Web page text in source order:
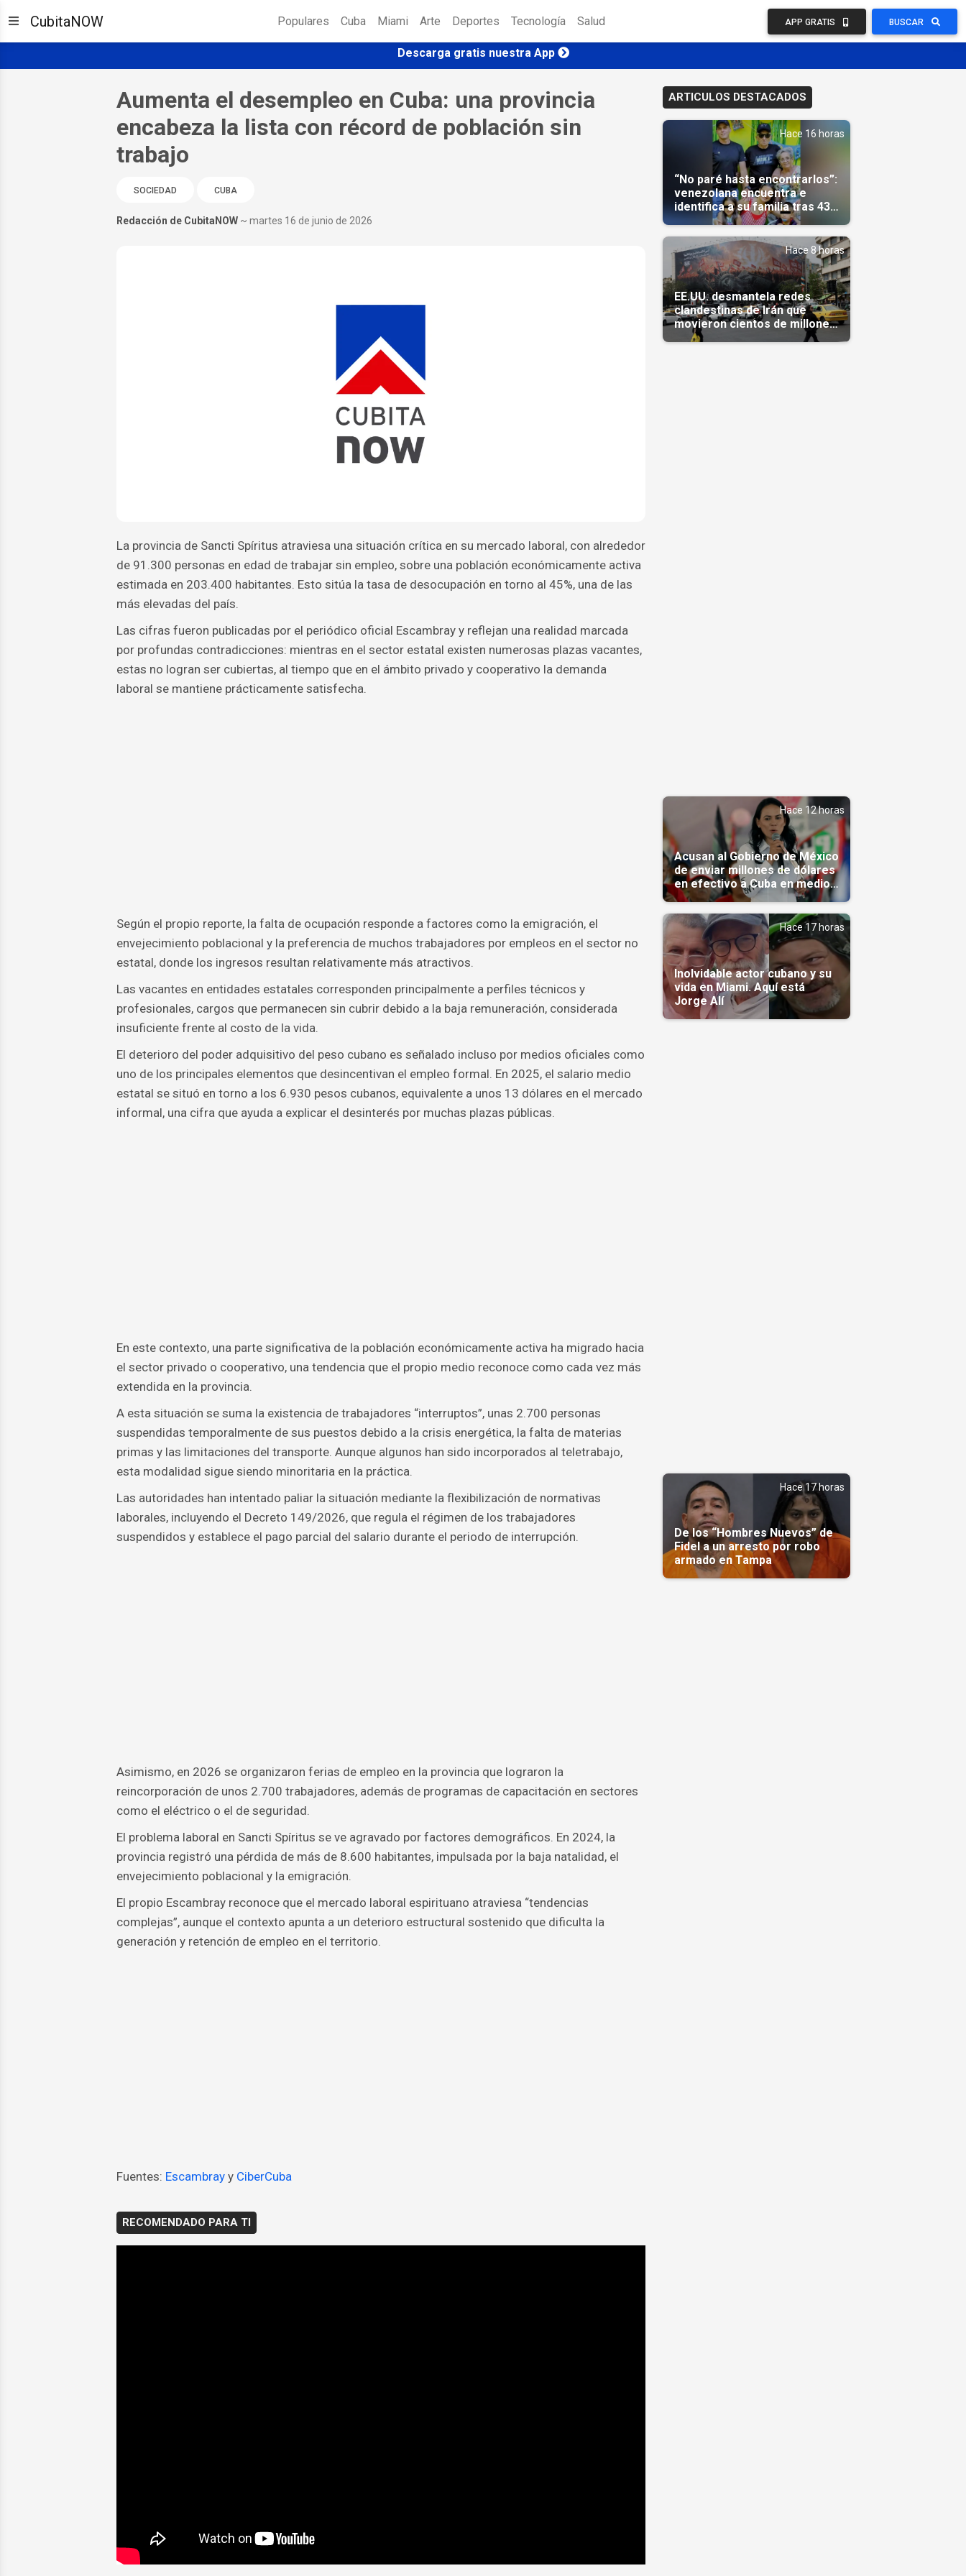
CubitaNOW Populares Cuba Miami Arte Deportes Tecnología Salud APP GRATIS BUSCAR
Descarga gratis nuestra App
Aumenta el desempleo en Cuba: una provincia
encabeza la lista con récord de población sin
trabajo
SOCIEDAD CUBA
Redacción de CubitaNOW ~ martes 16 de junio de 2026
La provincia de Sancti Spíritus atraviesa una situación crítica en su mercado laboral, con alrededor
de 91.300 personas en edad de trabajar sin empleo, sobre una población económicamente activa
estimada en 203.400 habitantes. Esto sitúa la tasa de desocupación en torno al 45%, una de las
más elevadas del país.
Las cifras fueron publicadas por el periódico oficial Escambray y reflejan una realidad marcada
por profundas contradicciones: mientras en el sector estatal existen numerosas plazas vacantes,
estas no logran ser cubiertas, al tiempo que en el ámbito privado y cooperativo la demanda
laboral se mantiene prácticamente satisfecha.
Según el propio reporte, la falta de ocupación responde a factores como la emigración, el
envejecimiento poblacional y la preferencia de muchos trabajadores por empleos en el sector no
estatal, donde los ingresos resultan relativamente más atractivos.
Las vacantes en entidades estatales corresponden principalmente a perfiles técnicos y
profesionales, cargos que permanecen sin cubrir debido a la baja remuneración, considerada
insuficiente frente al costo de la vida.
El deterioro del poder adquisitivo del peso cubano es señalado incluso por medios oficiales como
uno de los principales elementos que desincentivan el empleo formal. En 2025, el salario medio
estatal se situó en torno a los 6.930 pesos cubanos, equivalente a unos 13 dólares en el mercado
informal, una cifra que ayuda a explicar el desinterés por muchas plazas públicas.
En este contexto, una parte significativa de la población económicamente activa ha migrado hacia
el sector privado o cooperativo, una tendencia que el propio medio reconoce como cada vez más
extendida en la provincia.
A esta situación se suma la existencia de trabajadores “interruptos”, unas 2.700 personas
suspendidas temporalmente de sus puestos debido a la crisis energética, la falta de materias
primas y las limitaciones del transporte. Aunque algunos han sido incorporados al teletrabajo,
esta modalidad sigue siendo minoritaria en la práctica.
Las autoridades han intentado paliar la situación mediante la flexibilización de normativas
laborales, incluyendo el Decreto 149/2026, que regula el régimen de los trabajadores
suspendidos y establece el pago parcial del salario durante el periodo de interrupción.
Asimismo, en 2026 se organizaron ferias de empleo en la provincia que lograron la
reincorporación de unos 2.700 trabajadores, además de programas de capacitación en sectores
como el eléctrico o el de seguridad.
El problema laboral en Sancti Spíritus se ve agravado por factores demográficos. En 2024, la
provincia registró una pérdida de más de 8.600 habitantes, impulsada por la baja natalidad, el
envejecimiento poblacional y la emigración.
El propio Escambray reconoce que el mercado laboral espirituano atraviesa “tendencias
complejas”, aunque el contexto apunta a un deterioro estructural sostenido que dificulta la
generación y retención de empleo en el territorio.
Fuentes: Escambray y CiberCuba
RECOMENDADO PARA TI
ARTICULOS DESTACADOS
Hace 16 horas
“No paré hasta encontrarlos”:
venezolana encuentra e
identifica a su familia tras 43
días del terremoto
Hace 8 horas
EE.UU. desmantela redes
clandestinas de Irán que
movieron cientos de millones
de dólares
Hace 12 horas
Acusan al Gobierno de México
de enviar millones de dólares
en efectivo a Cuba en medio
de la crisis de la Isla
Hace 17 horas
Inolvidable actor cubano y su
vida en Miami. Aquí está
Jorge Alí
Hace 17 horas
De los “Hombres Nuevos” de
Fidel a un arresto por robo
armado en Tampa